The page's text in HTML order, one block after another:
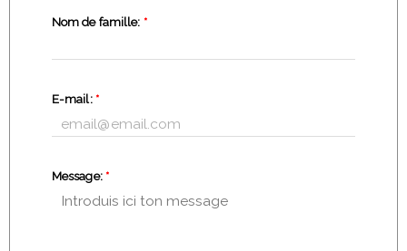
Nom de famille: *
E-mail: *
Message: *